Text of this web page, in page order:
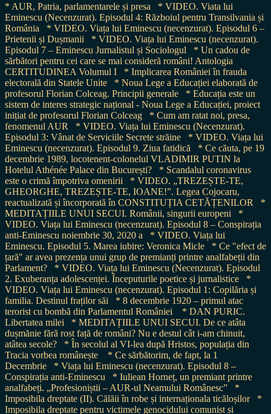
* AUR, Patria, parlamentarele și presa
* VIDEO. Viata lui
Eminescu (Necenzurat). Episodul 4: Războiul pentru Transilvania și
România
* VIDEO. Viața lui Eminescu (necenzurat). Episodul 6 –
Prietenii și Dușmanii
* VIDEO. Viața lui Eminescu (necenzurat).
Episodul 7 – Eminescu Jurnalistul și Sociologul
* Un cadou de
sărbători pentru cei care se mai consideră români! Antologia
CERTITUDINEA Volumul I
* Implicarea României în frauda
electorală din Statele Unite
* Noua Lege a Educației elaborată de
profesorul Florian Colceag. Principii generale
* Educația este un
sistem de interes strategic național - Noua Lege a Educației, proiect
inițiat de profesorul Florian Colceag
* Cum am ratat noi, presa,
fenomenul AUR
* VIDEO. Viața lui Eminescu (Necenzurat).
Episodul 3: Vânat de Serviciile Secrete străine
* VIDEO. Viața lui
Eminescu (necenzurat). Episodul 9. Ziua fatidică
* Ce căuta, pe 19
decembrie 1989, locotenent-colonelul VLADIMIR PUTIN la
Hotelul Athénée Palace din București?
* Scandalul coronavirus
este o crimă împotriva omenirii
* VIDEO. „TREZEȘTE-TE,
GHEORGHE, TREZEȘTE-TE, IOANE!”. Legea Cojocaru,
reactualizată și încorporată în CONSTITUȚIA CETĂȚENILOR
*
MEDITAȚIILE UNUI SECUI. Românii, singurii europeni
*
VIDEO. Viața lui Eminescu (necenzurat). Episodul 8 – Conspirația
anti-Eminescu noiembrie 30, 2020 a
* VIDEO. Viața lui
Eminescu. Episodul 5. Marea iubire: Veronica Micle
* Ce "efect de
țară" ar avea prezența unui grup de premianți printre analfabeții din
Parlament?
* VIDEO. Viața lui Eminescu (Necenzurat). Episodul
2. Exuberanța adolescenței. Începuturile poetice și jurnalistice
*
VIDEO. Viața lui Eminescu (necenzurat). Episodul 1: Copilăria și
familia. Destinul fraților săi
* 8 decembrie 1920 – primul atac
terorist cu bombă din Parlamentul României
* DAN PURIC.
Libertatea milei
* MEDITAȚIILE UNUI SECUI. De ce atâta
dușmănie fără rost față de români? Nu e destul cât i-am chinuit,
atâtea secole?
* În secolul al VI-lea după Hristos, populația din
Tracia vorbea românește
* Ce sărbătorim, de fapt, la 1
Decembrie
* Viața lui Eminescu (necenzurat). Episodul 8 –
Conspirația anti-Eminescu
* Iuliean Horneț, un premiant printre
analfabeți. „Profesioniștii – AUR-ul Neamului Românesc”
*
Imposibila dreptate (II). Călăii în robe și internaționala ticăloșilor
*
Imposibila dreptate pentru victimele genocidului comunist și